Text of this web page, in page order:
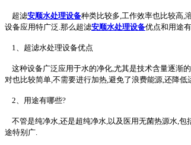
超滤安顺水处理设备种类比较多,工作效率也比较高,
设备应用特广泛.那么超滤安顺水处理设备优点和用途
1、超滤水处理设备优点
这种设备广泛应用于水的净化,尤其是技术含量逐渐
对也比较简单,不需要进行加热,避免了浪费能源,还降
2、用途有哪些?
不管是纯净水,还是超纯净水,以及医用无菌热源水,包
途特别广.